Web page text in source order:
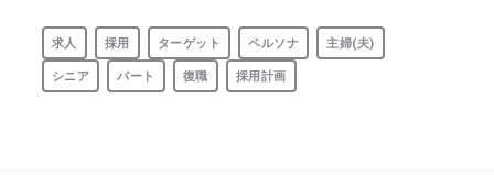
求人 採用 ターゲット ペルソナ 主婦(夫)
シニア パート 復職 採用計画